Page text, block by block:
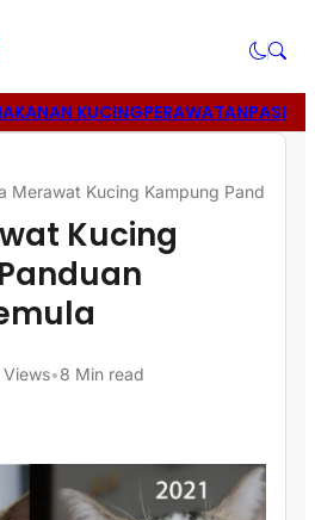
KUCINGPERAWATANPASIR
Merawat Kucing Kampung Panduan
Kucing
Views•8 Min read